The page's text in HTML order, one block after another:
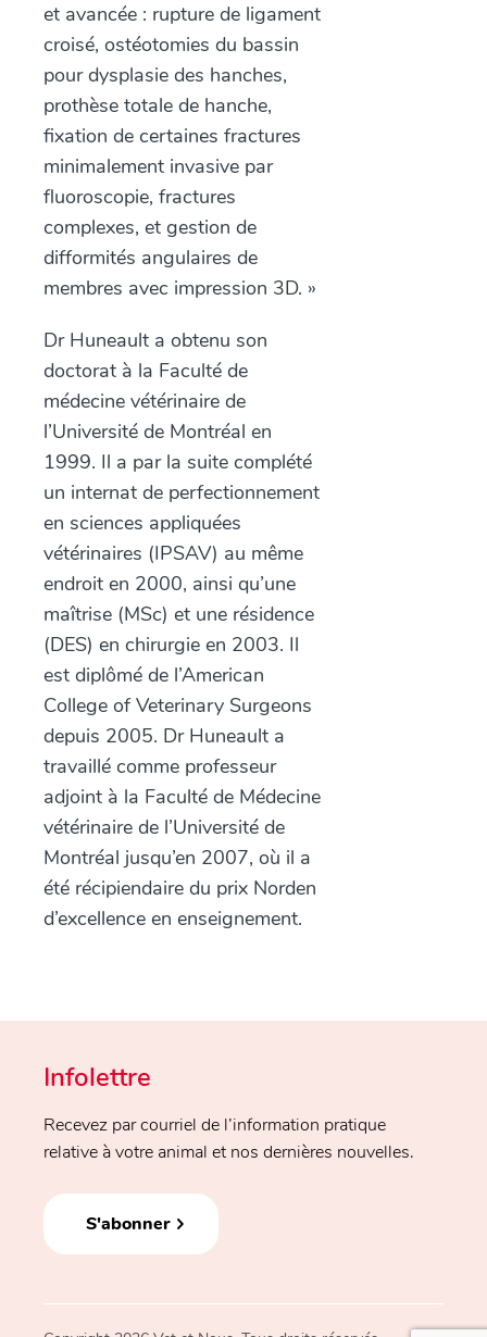
et avancée : rupture de ligament
croisé, ostéotomies du bassin
pour dysplasie des hanches,
prothèse totale de hanche,
fixation de certaines fractures
minimalement invasive par
fluoroscopie, fractures
complexes, et gestion de
difformités angulaires de
membres avec impression 3D. »
Dr Huneault a obtenu son
doctorat à la Faculté de
médecine vétérinaire de
l’Université de Montréal en
1999. Il a par la suite complété
un internat de perfectionnement
en sciences appliquées
vétérinaires (IPSAV) au même
endroit en 2000, ainsi qu’une
maîtrise (MSc) et une résidence
(DES) en chirurgie en 2003. Il
est diplômé de l’American
College of Veterinary Surgeons
depuis 2005. Dr Huneault a
travaillé comme professeur
adjoint à la Faculté de Médecine
vétérinaire de l’Université de
Montréal jusqu’en 2007, où il a
été récipiendaire du prix Norden
d’excellence en enseignement.
Infolettre
Recevez par courriel de l’information pratique
relative à votre animal et nos dernières nouvelles.
S'abonner